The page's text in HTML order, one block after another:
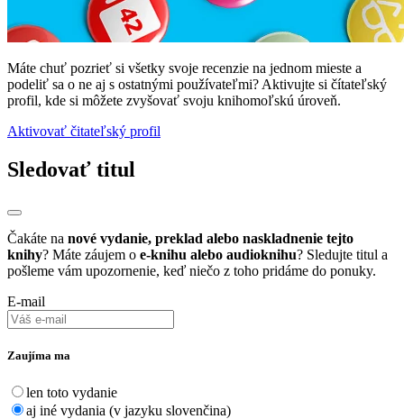
Máte chuť pozrieť si všetky svoje recenzie na jednom mieste a
podeliť sa o ne aj s ostatnými používateľmi? Aktivujte si čítateľský
profil, kde si môžete zvyšovať svoju knihomoľskú úroveň.
Aktivovať čitateľský profil
Sledovať titul
Čakáte na nové vydanie, preklad alebo naskladnenie tejto
knihy? Máte záujem o e-knihu alebo audioknihu? Sledujte titul a
pošleme vám upozornenie, keď niečo z toho pridáme do ponuky.
E-mail
Zaujíma ma
len toto vydanie
aj iné vydania (v jazyku slovenčina)